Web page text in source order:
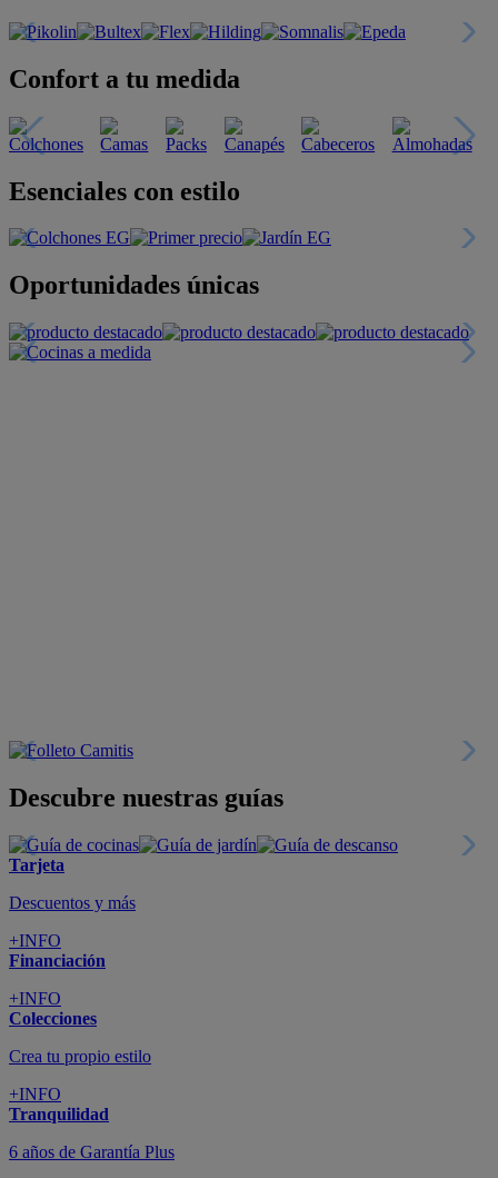
Confort a tu medida
Esenciales con estilo
Oportunidades únicas
Descubre nuestras guías
Tarjeta
Descuentos y más
+INFO
Financiación
+INFO
Colecciones
Crea tu propio estilo
+INFO
Tranquilidad
6 años de Garantía Plus